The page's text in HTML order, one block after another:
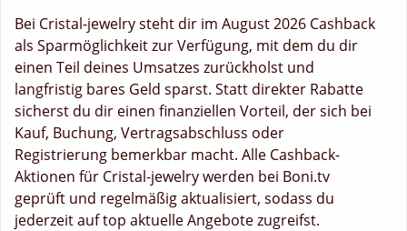
Bei Cristal-jewelry steht dir im August 2026 Cashback
als Sparmöglichkeit zur Verfügung, mit dem du dir
einen Teil deines Umsatzes zurückholst und
langfristig bares Geld sparst. Statt direkter Rabatte
sicherst du dir einen finanziellen Vorteil, der sich bei
Kauf, Buchung, Vertragsabschluss oder
Registrierung bemerkbar macht. Alle Cashback-
Aktionen für Cristal-jewelry werden bei Boni.tv
geprüft und regelmäßig aktualisiert, sodass du
jederzeit auf top aktuelle Angebote zugreifst.